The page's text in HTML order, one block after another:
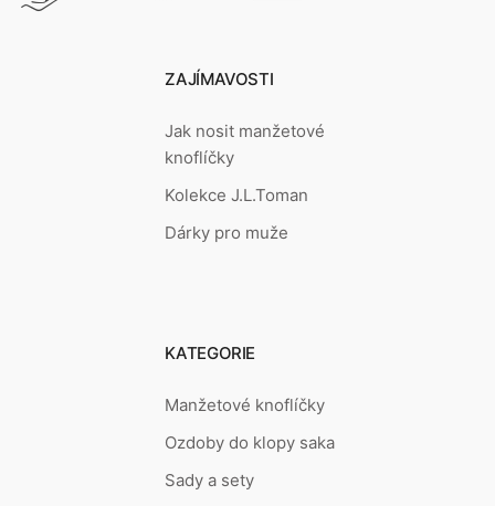
ZAJÍMAVOSTI
Jak nosit manžetové
knoflíčky
Kolekce J.L.Toman
Dárky pro muže
KATEGORIE
Manžetové knoflíčky
Ozdoby do klopy saka
Sady a sety